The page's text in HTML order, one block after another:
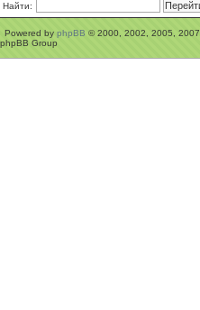
Найти:
Powered by phpBB © 2000, 2002, 2005, 2007
phpBB Group